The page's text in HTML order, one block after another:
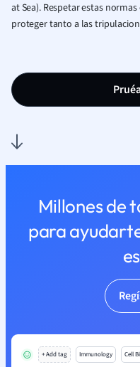
at Sea). Respetar estas
proteger tanto a las
Millones de
para
+ Add tag Immunology Cell